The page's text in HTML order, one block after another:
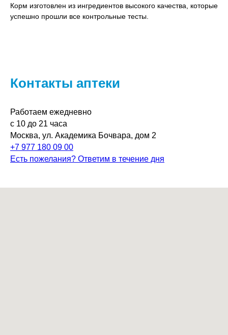
Корм изготовлен из ингредиентов высокого качества, которые
успешно прошли все контрольные тесты.
Контакты аптеки
Работаем ежедневно
с 10 до 21 часа
Москва, ул. Академика Бочвара, дом 2
+7 977 180 09 00
Есть пожелания? Ответим в течение дня